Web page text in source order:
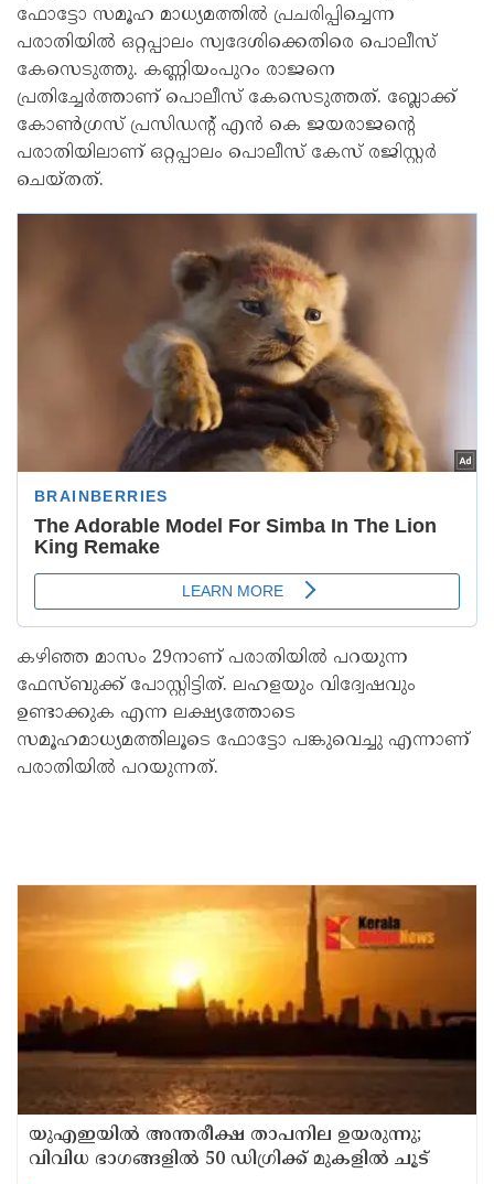
ഫോട്ടോ സമൂഹ മാധ്യമത്തില്‍ പ്രചരിപ്പിച്ചെന്ന
പരാതിയില്‍ ഒറ്റപ്പാലം സ്വദേശിക്കെതിരെ പൊലീസ്
കേസെടുത്തു. കണ്ണിയംപുറം രാജനെ
പ്രതിച്ചേര്‍ത്താണ് പൊലീസ് കേസെടുത്തത്. ബ്ലോക്ക്
കോണ്‍ഗ്രസ് പ്രസിഡന്റ് എന്‍ കെ ജയരാജന്റെ
പരാതിയിലാണ് ഒറ്റപ്പാലം പൊലീസ് കേസ് രജിസ്റ്റര്‍
ചെയ്തത്.
കഴിഞ്ഞ മാസം 29നാണ് പരാതിയില്‍ പറയുന്ന
ഫേസ്ബുക്ക് പോസ്റ്റിട്ടിത്. ലഹളയും വിദ്വേഷവും
ഉണ്ടാക്കുക എന്ന ലക്ഷ്യത്തോടെ
സമൂഹമാധ്യമത്തിലൂടെ ഫോട്ടോ പങ്കുവെച്ചു എന്നാണ്
പരാതിയില്‍ പറയുന്നത്.
യുഎഇയില്‍ അന്തരീക്ഷ താപനില ഉയരുന്നു;
വിവിധ ഭാഗങ്ങളില്‍ 50 ഡിഗ്രിക്ക് മുകളില്‍ ചൂട്